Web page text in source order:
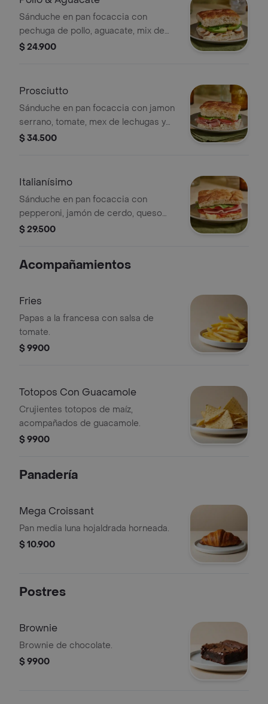
Sánduche en pan focaccia con
pechuga de pollo, aguacate, mix de
lechugas y alioli.
$ 24.900
Prosciutto
Sánduche en pan focaccia con jamon
serrano, tomate, mex de lechugas y
alioli.
$ 34.500
Italianísimo
Sánduche en pan focaccia con
pepperoni, jamón de cerdo, queso
mozzarella, tomate, lechuga y alioli.
$ 29.500
Acompañamientos
Fries
Papas a la francesa con salsa de
tomate.
$ 9900
Totopos Con Guacamole
Crujientes totopos de maíz,
acompañados de guacamole.
$ 9900
Panadería
Mega Croissant
Pan media luna hojaldrada horneada.
$ 10.900
Postres
Brownie
Brownie de chocolate.
$ 9900